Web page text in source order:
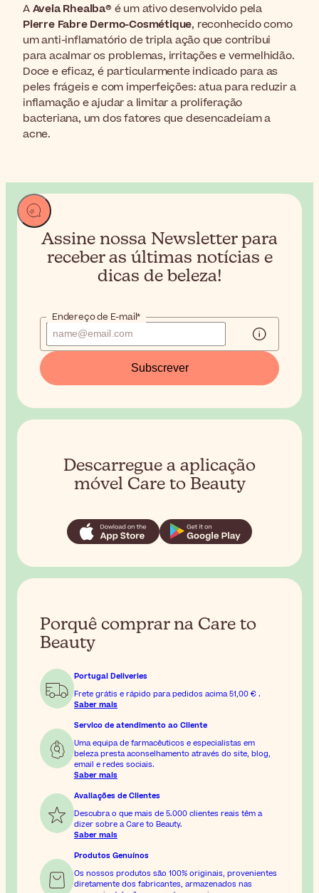
AAveia Rhealba® é um ativo desenvolvido pela
Pierre Fabre Dermo-Cosmétique, reconhecido como
um anti-inflamatório de tripla ação que contribui
para acalmar os problemas, irritações e vermelhidão.
Doce e eficaz, é particularmente indicado para as
peles frágeis e com imperfeições: atua para reduzir a
inflamação e ajudar a limitar a proliferação
bacteriana, um dos fatores que desencadeiam a
acne.
Assine nossa Newsletter para
receber as últimas notícias e
dicas de beleza!
Endereço de E-mail*
Subscrever
Descarregue a aplicação
móvel Care to Beauty
Porquê comprar na Care to
Beauty
Portugal Deliveries
Frete grátis e rápido para pedidos acima51,00 € .
Saber mais
Servico de atendimento ao Cliente
Uma equipa de farmacêuticos e especialistas em
beleza presta aconselhamento através do site, blog,
email e redes sociais.
Saber mais
Avaliações de Clientes
Descubra o que mais de 5.000 clientes reais têm a
dizer sobre a Care to Beauty.
Saber mais
Produtos Genuínos
Os nossos produtos são 100% originais, provenientes
diretamente dos fabricantes, armazenados nas